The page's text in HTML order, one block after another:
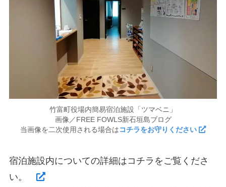
竹富町役場内簡易宿泊施設「ツマベニ」
画像／FREE FOWLS新石垣島ブログ
当画像を二次使用される場合はコチラをお守りください
宿泊施設内についての詳細はコチラをご覧くださ
い。